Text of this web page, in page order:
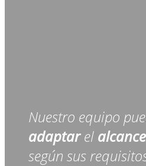
Nuestro equipo
adaptarel alcance
según sus